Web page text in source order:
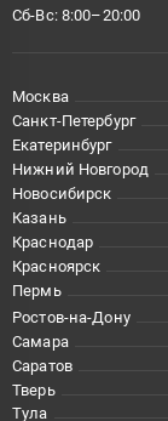
Сб-Вс: 8:00–20:00
Москва
Санкт-Петербург
Екатеринбург
Нижний Новгород
Новосибирск
Казань
Краснодар
Красноярск
Пермь
Ростов-на-Дону
Самара
Саратов
Тверь
Тула